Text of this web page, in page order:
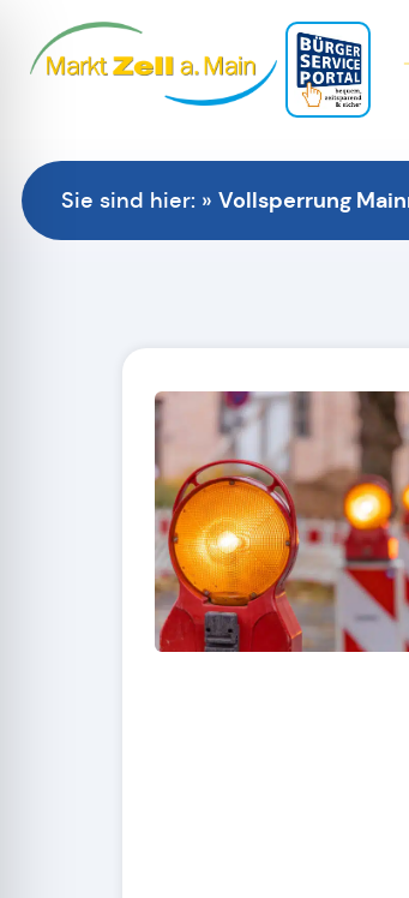
Sie sind hier: » Vollsperrung